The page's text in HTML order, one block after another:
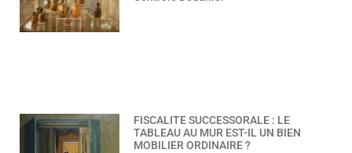
FISCALITE SUCCESSORALE : LE
TABLEAU AU MUR EST-IL UN BIEN
MOBILIER ORDINAIRE ?